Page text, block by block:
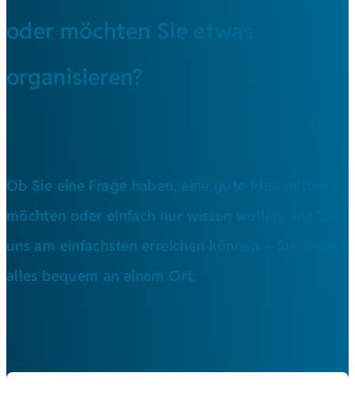
oder möchten Sie etwas
organisieren?
Ob Sie eine Frage haben, eine gute Idee mitteilen
möchten oder einfach nur wissen wollen, wie Sie
uns am einfachsten erreichen können – Sie finden
alles bequem an einem Ort.